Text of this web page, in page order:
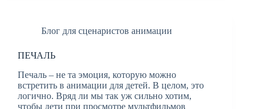
Блог для сценаристов анимации
ПЕЧАЛЬ
Печаль – не та эмоция, которую можно
встретить в анимации для детей. В целом, это
логично. Вряд ли мы так уж сильно хотим,
чтобы дети при просмотре мультфильмов